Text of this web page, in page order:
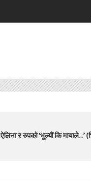
ऐलिना र रुपको ‘भुल्यौं कि मायाले…’